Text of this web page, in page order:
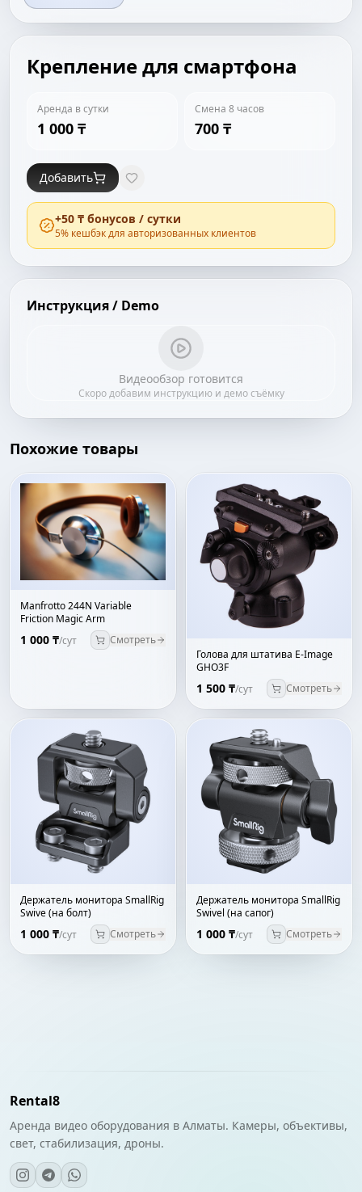
Крепление для смартфона
Аренда в сутки
1 000 ₸
Смена 8 часов
700 ₸
Добавить
+50 ₸ бонусов / сутки
5% кешбэк для авторизованных клиентов
Инструкция / Demo
Видеообзор готовится
Скоро добавим инструкцию и демо съёмку
Похожие товары
Manfrotto 244N Variable
Friction Magic Arm
1 000 ₸/сут
Смотреть
Голова для штатива E-Image
GHO3F
1 500 ₸/сут Смотреть
Держатель монитора SmallRig
Swive (на болт)
1 000 ₸/сут Смотреть
Держатель монитора SmallRig
Swivel (на сапог)
1 000 ₸/сут Смотреть
Rental8
Аренда видео оборудования в Алматы. Камеры, объективы,
свет, стабилизация, дроны.